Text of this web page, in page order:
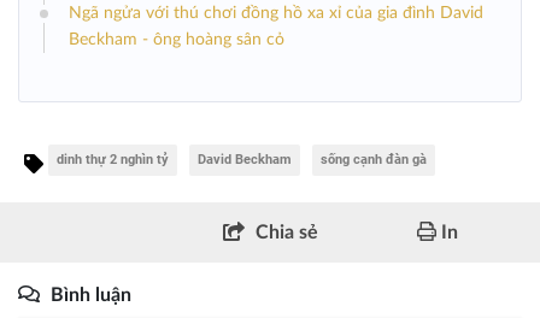
Ngã ngửa với thú chơi đồng hồ xa xỉ của gia đình David
Beckham - ông hoàng sân cỏ
dinh thự 2 nghìn tỷ David Beckham sống cạnh đàn gà
Chia sẻ In
Bình luận